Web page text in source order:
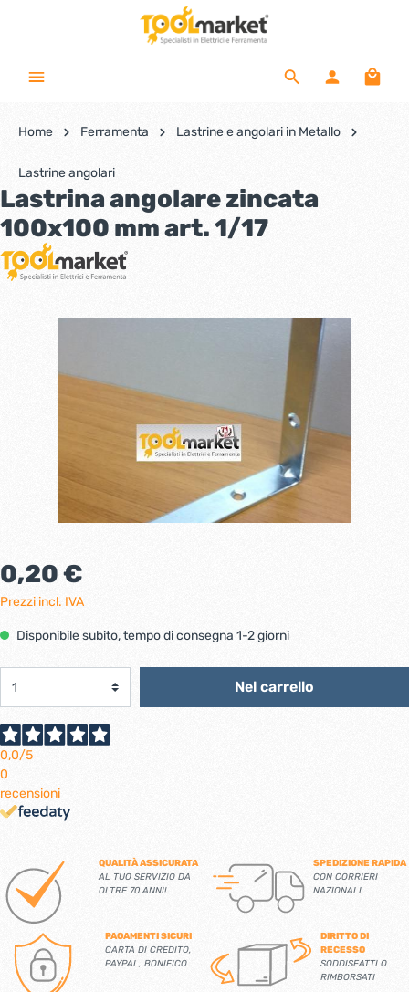
Home Ferramenta Lastrine e angolari in Metallo
Lastrine angolari
Lastrina angolare zincata
100x100 mm art. 1/17
0,20 €
Prezzi incl. IVA
Disponibile subito, tempo di consegna 1-2 giorni
Nel carrello
0,0/5
0
recensioni
QUALITÀ ASSICURATA
AL TUO SERVIZIO DA
OLTRE 70 ANNI!
SPEDIZIONE RAPIDA
CON CORRIERI
NAZIONALI
PAGAMENTI SICURI
CARTA DI CREDITO,
PAYPAL, BONIFICO
DIRITTO DI
RECESSO
SODDISFATTI O
RIMBORSATI